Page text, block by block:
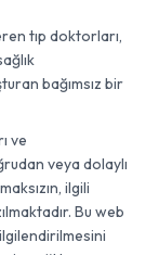
tıp doktorları,
bağımsız bir
ve
veya dolaylı
ilgili
Bu web